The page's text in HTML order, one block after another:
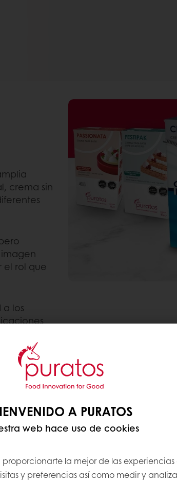
crema sin
el rol que
los
crema
(a
en
lisa.
A PURATOS
web hace uso de cookies
proporcionarte la mejor de las experiencias
y preferencias así como medir y